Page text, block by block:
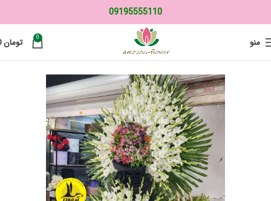
09195555110
منو 0 تومان0